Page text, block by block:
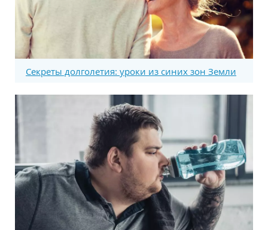
Секреты долголетия: уроки из синих зон Земли